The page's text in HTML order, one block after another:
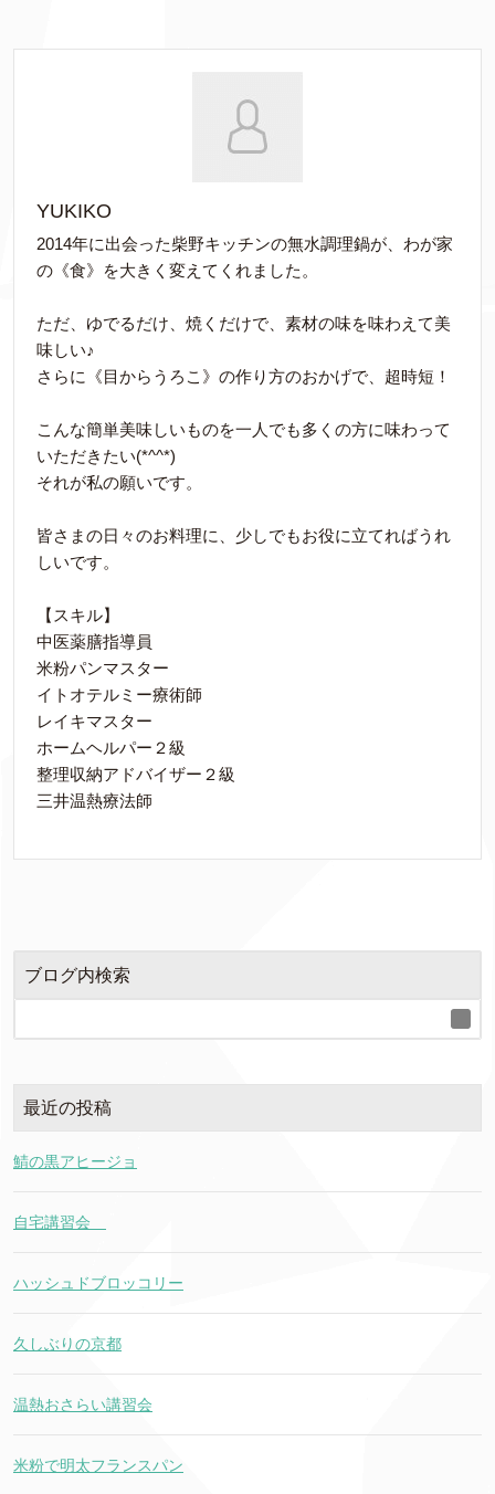
YUKIKO
2014年に出会った柴野キッチンの無水調理鍋が、わが家
の《食》を大きく変えてくれました。
ただ、ゆでるだけ、焼くだけで、素材の味を味わえて美
味しい♪
さらに《目からうろこ》の作り方のおかげで、超時短！
こんな簡単美味しいものを一人でも多くの方に味わって
いただきたい(*^^*)
それが私の願いです。
皆さまの日々のお料理に、少しでもお役に立てればうれ
しいです。
【スキル】
中医薬膳指導員
米粉パンマスター
イトオテルミー療術師
レイキマスター
ホームヘルパー２級
整理収納アドバイザー２級
三井温熱療法師
ブログ内検索
最近の投稿
鯖の黒アヒージョ
自宅講習会
ハッシュドブロッコリー
久しぶりの京都
温熱おさらい講習会
米粉で明太フランスパン